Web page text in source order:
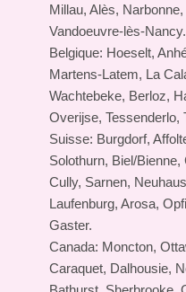
Millau, Alès,
Vandoeuvre-lès-Nancy.
Belgique: Hoeselt,
Martens-Latem, La
Wachtebeke, Berloz,
Overijse, Tessenderlo,
Suisse: Burgdorf,
Solothurn, Biel/Bienne,
Cully, Sarnen,
Laufenburg, Arosa,
Gaster.
Canada: Moncton,
Caraquet, Dalhousie,